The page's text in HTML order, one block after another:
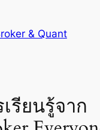
& Quant
รียนรู้จาก